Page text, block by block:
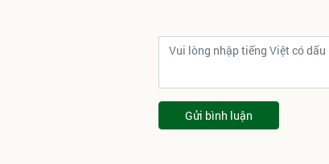
Gửi bình luận